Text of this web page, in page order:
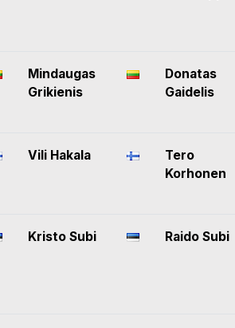
Mindaugas
Grikienis
Donatas
Gaidelis
Vili Hakala
Tero
Korhonen
Kristo Subi Raido Subi